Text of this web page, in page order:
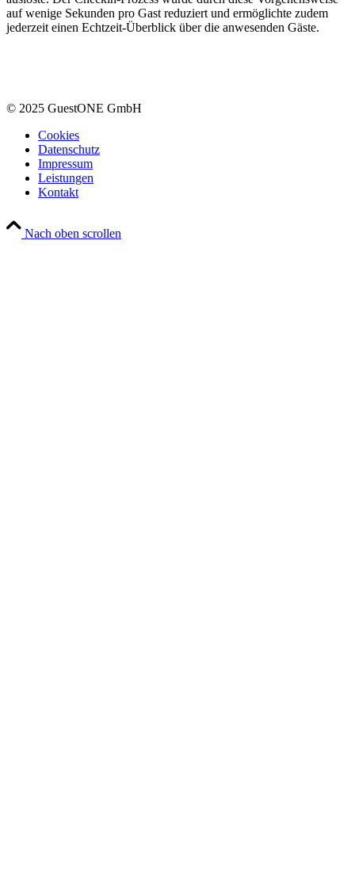
auf wenige Sekunden pro Gast reduziert und ermöglichte zudem
jederzeit einen Echtzeit-Überblick über die anwesenden Gäste.
© 2025 GuestONE GmbH
Cookies
Datenschutz
Impressum
Leistungen
Kontakt
Nach oben scrollen